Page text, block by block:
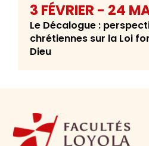
3 FÉVRIER - 24
Le Décalogue :
chrétiennes sur la Loi
Dieu